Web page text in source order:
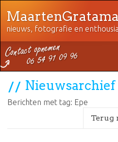
nieuws, fotografie en
Nieuwsarchief
Berichten met tag: Epe
Terug